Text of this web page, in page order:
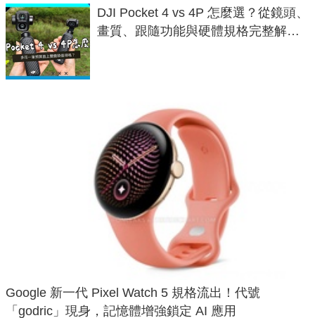
DJI Pocket 4 vs 4P 怎麼選？從鏡頭、
畫質、跟隨功能與硬體規格完整解
Google 新一代 Pixel Watch 5 規格流出！代號
「godric」現身，記憶體增強鎖定 AI 應用